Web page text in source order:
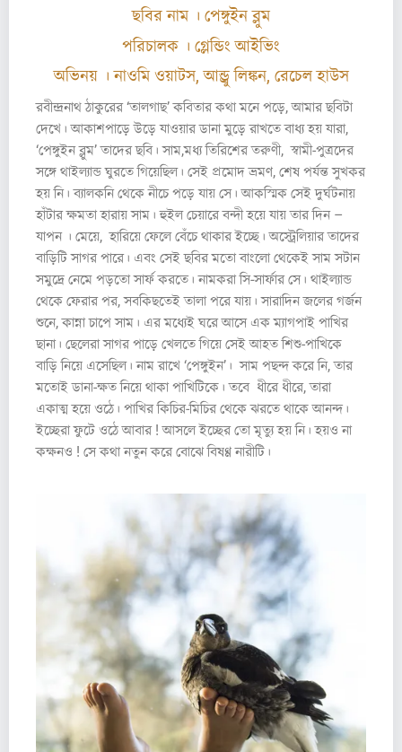
ছবির নাম । পেঙ্গুইন ব্লুম
পরিচালক । গ্লেন্ডিং আইভিং
অভিনয় ।নাওমি ওয়াটস, আন্ড্রু লিঙ্কন, রেচেল হাউস
রবীন্দ্রনাথ ঠাকুরের ‘তালগাছ’ কবিতার কথা মনে পড়ে, আমার ছবিটা
দেখে। আকাশপাড়ে উড়ে যাওয়ার ডানা মুড়ে রাখতে বাধ্য হয় যারা,
‘পেঙ্গুইন ব্লুম’ তাদের ছবি। সাম,মধ্য তিরিশের তরুণী, স্বামী-পুত্রদের
সঙ্গে থাইল্যান্ড ঘুরতে গিয়েছিল। সেই প্রমোদ ভ্রমণ, শেষ পর্যন্ত সুখকর
হয় নি। ব্যালকনি থেকে নীচে পড়ে যায় সে। আকস্মিক সেই দুর্ঘটনায়
হাঁটার ক্ষমতা হারায় সাম। হুইল চেয়ারে বন্দী হয়ে যায় তার দিন –
যাপন । মেয়ে, হারিয়ে ফেলে বেঁচে থাকার ইচ্ছে। অস্ট্রেলিয়ার তাদের
বাড়িটি সাগর পারে। এবং সেই ছবির মতো বাংলো থেকেই সাম সটান
সমুদ্রে নেমে পড়তো সার্ফ করতে। নামকরা সি-সার্ফার সে। থাইল্যান্ড
থেকে ফেরার পর, সবকিছতেই তালা পরে যায়। সারাদিন জলের গর্জন
শুনে, কান্না চাপে সাম। এর মধ্যেই ঘরে আসে এক ম্যাগপাই পাখির
ছানা। ছেলেরা সাগর পাড়ে খেলতে গিয়ে সেই আহত শিশু-পাখিকে
বাড়ি নিয়ে এসেছিল। নাম রাখে ‘পেঙ্গুইন’। সাম পছন্দ করে নি, তার
মতোই ডানা-ক্ষত নিয়ে থাকা পাখিটিকে। তবে ধীরে ধীরে, তারা
একাত্ম হয়ে ওঠে। পাখির কিচির-মিচির থেকে ঝরতে থাকে আনন্দ।
ইচ্ছেরা ফুটে ওঠে আবার ! আসলে ইচ্ছের তো মৃত্যু হয় নি। হয়ও না
কক্ষনও ! সে কথা নতুন করে বোঝে বিষণ্ণ নারীটি।